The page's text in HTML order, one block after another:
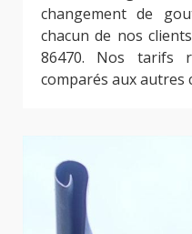
changement de
chacun de nos
86470. Nos tarifs
comparés aux autres